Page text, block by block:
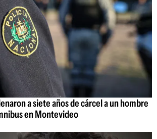
a siete años de cárcel a un hombre
en Montevideo